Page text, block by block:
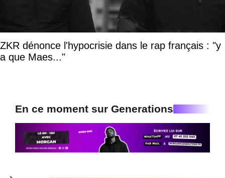
ZKR dénonce l'hypocrisie dans le rap français : "y
a que Maes..."
En ce moment sur Generations